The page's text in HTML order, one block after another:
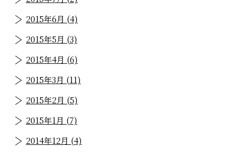
2015年6月 (4)
2015年5月 (3)
2015年4月 (6)
2015年3月 (11)
2015年2月 (5)
2015年1月 (7)
2014年12月 (4)